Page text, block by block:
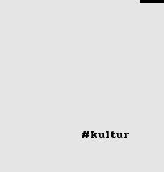
#kultur